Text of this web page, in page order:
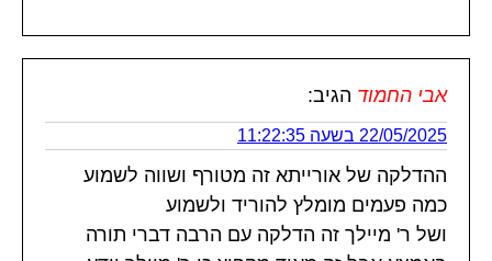
אבי החמוד הגיב:
22/05/2025 בשעה 11:22:35
ההדלקה של אורייתא זה מטורף ושווה לשמוע
כמה פעמים מומלץ להוריד ולשמוע
ושל ר' מיילך זה הדלקה עם הרבה דברי תורה